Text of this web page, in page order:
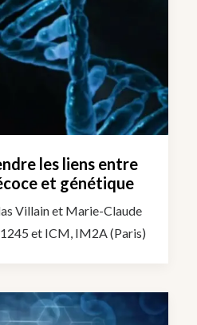
les liens entre
et génétique
Villain et Marie-Claude
et ICM, IM2A (Paris)